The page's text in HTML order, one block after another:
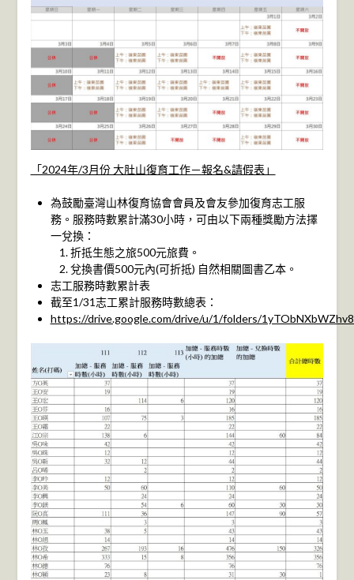
「2024年/3月份 大肚山復育工作－報名&請假表」
為鼓勵臺灣山林復育協會會員及會友參加復育志工服
務。服務時數累計滿30小時，可由以下兩種獎勵方法擇
一兌換：
折抵生態之旅500元旅費。
兌換書價500元內(可折抵) 自然相關圖書乙本。
志工服務時數累計表
截至1/31志工累計服務時數總表：
https://drive.google.com/drive/u/1/folders/